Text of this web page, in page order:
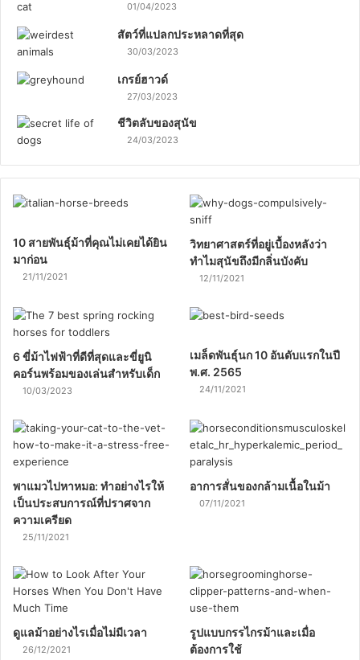
01/04/2023
สัตว์ที่แปลกประหลาดที่สุด
30/03/2023
เกรย์ฮาวด์
27/03/2023
ชีวิตลับของสุนัข
24/03/2023
10 สายพันธุ์ม้าที่คุณไม่เคยได้ยิน
มาก่อน
21/11/2021
วิทยาศาสตร์ที่อยู่เบื้องหลังว่า
ทำไมสุนัขถึงมีกลิ่นบังคับ
12/11/2021
6 ขี่ม้าไฟฟ้าที่ดีที่สุดและขี่ยูนิ
คอร์นพร้อมของเล่นสำหรับเด็ก
10/03/2023
เมล็ดพันธุ์นก 10 อันดับแรกในปี
พ.ศ. 2565
24/11/2021
พาแมวไปหาหมอ: ทำอย่างไรให้
เป็นประสบการณ์ที่ปราศจาก
ความเครียด
25/11/2021
อาการสั่นของกล้ามเนื้อในม้า
07/11/2021
ดูแลม้าอย่างไรเมื่อไม่มีเวลา
26/12/2021
รูปแบบกรรไกรม้าและเมื่อ
ต้องการใช้